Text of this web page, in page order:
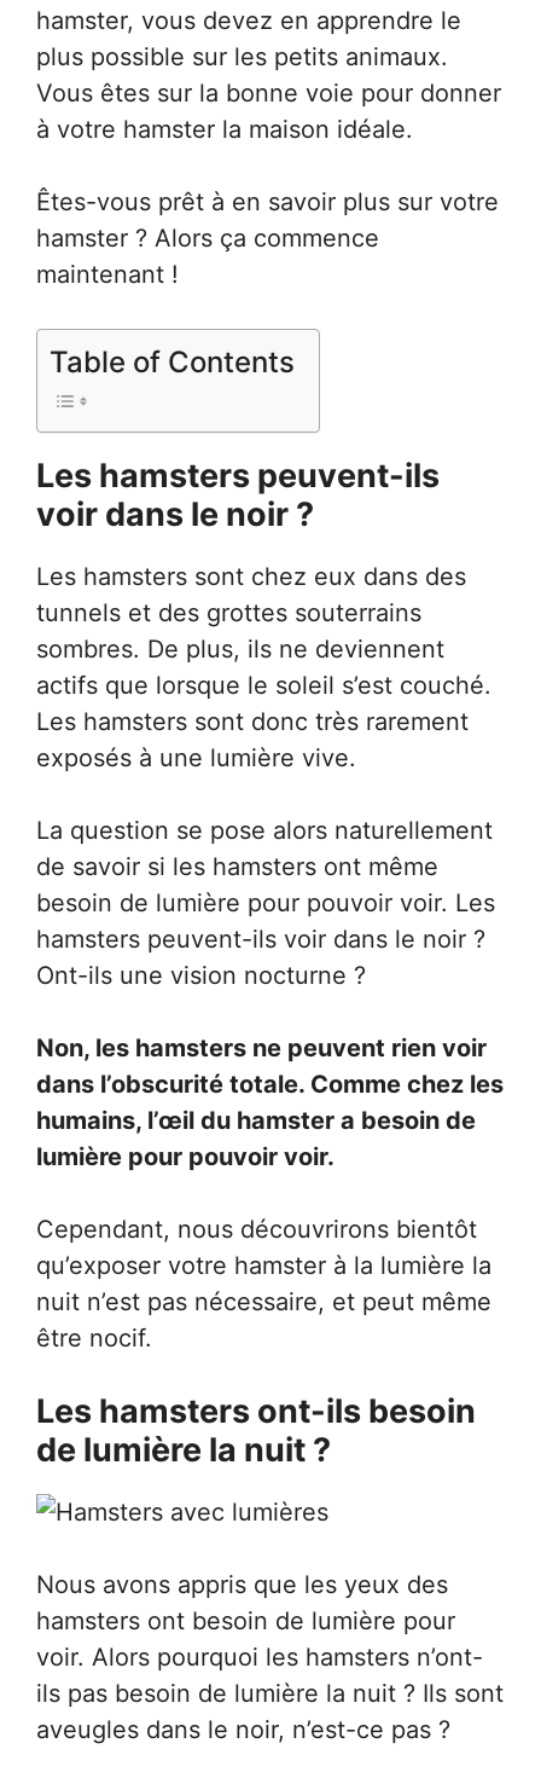
hamster, vous devez en apprendre le
plus possible sur les petits animaux.
Vous êtes sur la bonne voie pour donner
à votre hamster la maison idéale.
Êtes-vous prêt à en savoir plus sur votre
hamster ? Alors ça commence
maintenant !
Table of Contents
Les hamsters peuvent-ils
voir dans le noir ?
Les hamsters sont chez eux dans des
tunnels et des grottes souterrains
sombres. De plus, ils ne deviennent
actifs que lorsque le soleil s’est couché.
Les hamsters sont donc très rarement
exposés à une lumière vive.
La question se pose alors naturellement
de savoir si les hamsters ont même
besoin de lumière pour pouvoir voir. Les
hamsters peuvent-ils voir dans le noir ?
Ont-ils une vision nocturne ?
Non, les hamsters ne peuvent rien voir
dans l’obscurité totale. Comme chez les
humains, l’œil du hamster a besoin de
lumière pour pouvoir voir.
Cependant, nous découvrirons bientôt
qu’exposer votre hamster à la lumière la
nuit n’est pas nécessaire, et peut même
être nocif.
Les hamsters ont-ils besoin
de lumière la nuit ?
Nous avons appris que les yeux des
hamsters ont besoin de lumière pour
voir. Alors pourquoi les hamsters n’ont-
ils pas besoin de lumière la nuit ? Ils sont
aveugles dans le noir, n’est-ce pas ?